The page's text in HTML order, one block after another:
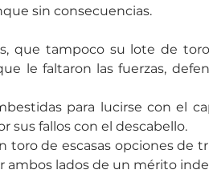
sin consecuencias.
que tampoco su lote de
le faltaron las fuerzas,
para lucirse con el
sus fallos con el descabello.
toro de escasas opciones de
ambos lados de un mérito